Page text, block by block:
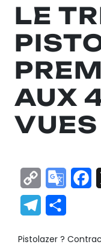
LE
AUX
VUES
Copy
Link
Telegram
Pistolazer ?